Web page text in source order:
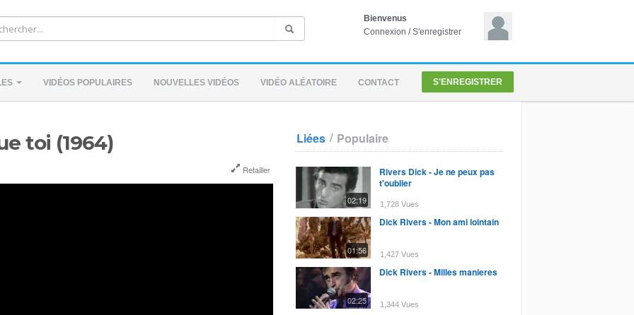
Bienvenus
Connexion /S'enregistrer
VIDÉOS POPULAIRES NOUVELLES VIDÉOS VIDÉO ALÉATOIRE CONTACT S'ENREGISTRER
toi (1964)
Retailler
Liées / Populaire
02:19
Rivers Dick - Je ne peux pas
t'oublier
1,728 Vues
01:56
Dick Rivers - Mon ami lointain
1,427 Vues
02:25
Dick Rivers - Milles manieres
1,344 Vues